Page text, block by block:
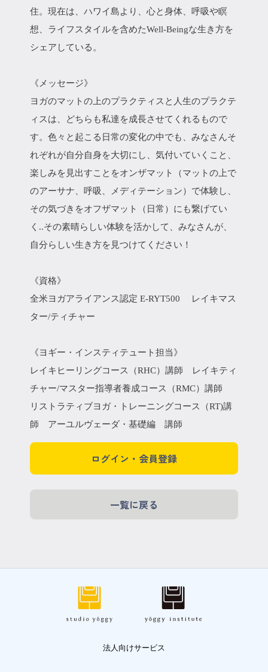
住。現在は、ハワイ島より、心と身体、呼吸や瞑
想、ライフスタイルを含めたWell-Beingな生き方を
シェアしている。
《メッセージ》
ヨガのマットの上のプラクティスと人生のプラクテ
ィスは、どちらも私達を成長させてくれるもので
す。色々と起こる日常の変化の中でも、みなさんそ
れぞれが自分自身を大切にし、気付いていくこと、
楽しみを見出すことをオンザマット（マットの上で
のアーサナ、呼吸、メディテーション）で体験し、
その気づきをオフザマット（日常）にも繋げてい
く..その素晴らしい体験を活かして、みなさんが、
自分らしい生き方を見つけてください！
《資格》
全米ヨガアライアンス認定 E-RYT500 レイキマス
ター/ティチャー
《ヨギー・インスティテュート担当》
レイキヒーリングコース（RHC）講師 レイキティ
チャー/マスター指導者養成コース（RMC）講師
リストラティブヨガ・トレーニングコース（RT)講
師 アーユルヴェーダ・基礎編 講師
ログイン・会員登録
一覧に戻る
法人向けサービス